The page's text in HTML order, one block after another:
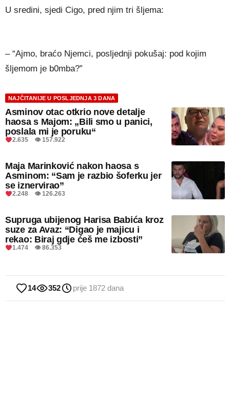
U sredini, sjedi Cigo, pred njim tri šljema:
– “Ajmo, braćo Njemci, posljednji pokušaj: pod kojim
šljemom je b0mba?”
NAJČITANIJE U POSLJEDNJA 3 DANA
Asminov otac otkrio nove detalje
haosa s Majom: „Bili smo u panici,
poslala mi je poruku“
2.635 👁 157.922
Maja Marinković nakon haosa s
Asminom: “Sam je razbio šoferku jer
se iznervirao”
2.248 👁 126.263
Supruga ubijenog Harisa Babića kroz
suze za Avaz: “Digao je majicu i
rekao: Biraj gdje ćeš me izbosti”
1.474 👁 86.353
14 352 prije 1872 dana